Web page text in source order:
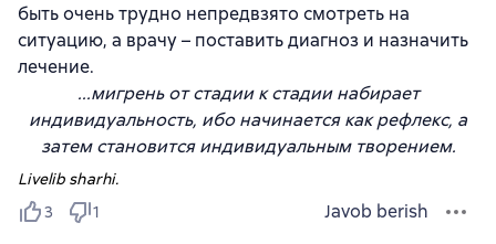
быть очень трудно непредвзято смотреть на
ситуацию, а врачу – поставить диагноз и назначить
лечение.
...мигрень от стадии к стадии набирает
индивидуальность, ибо начинается как рефлекс, а
затем становится индивидуальным творением.
Livelib sharhi.
3
1 Javob berish